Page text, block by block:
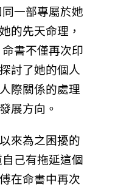
一部專屬於她
的先天命理，
書不僅再次印
討了她的個人
際關係的處理
展方向。
來為之困擾的
己有拖延這個
在命書中再次